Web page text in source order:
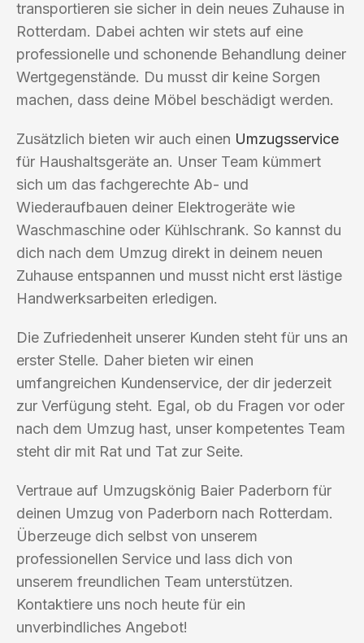
transportieren sie sicher in dein neues Zuhause in
Rotterdam. Dabei achten wir stets auf eine
professionelle und schonende Behandlung deiner
Wertgegenstände. Du musst dir keine Sorgen
machen, dass deine Möbel beschädigt werden.
Zusätzlich bieten wir auch einen Umzugsservice
für Haushaltsgeräte an. Unser Team kümmert
sich um das fachgerechte Ab- und
Wiederaufbauen deiner Elektrogeräte wie
Waschmaschine oder Kühlschrank. So kannst du
dich nach dem Umzug direkt in deinem neuen
Zuhause entspannen und musst nicht erst lästige
Handwerksarbeiten erledigen.
Die Zufriedenheit unserer Kunden steht für uns an
erster Stelle. Daher bieten wir einen
umfangreichen Kundenservice, der dir jederzeit
zur Verfügung steht. Egal, ob du Fragen vor oder
nach dem Umzug hast, unser kompetentes Team
steht dir mit Rat und Tat zur Seite.
Vertraue auf Umzugskönig Baier Paderborn für
deinen Umzug von Paderborn nach Rotterdam.
Überzeuge dich selbst von unserem
professionellen Service und lass dich von
unserem freundlichen Team unterstützen.
Kontaktiere uns noch heute für ein
unverbindliches Angebot!